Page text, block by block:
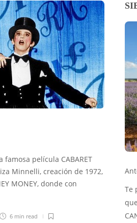
película CABARET
Minnelli, creación de 1972,
MONEY, donde con
6 min read
Te